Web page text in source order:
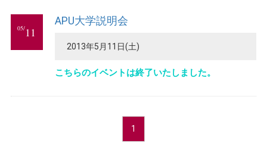
05/11
APU大学説明会
2013年5月11日(土)
こちらのイベントは終了いたしました。
1